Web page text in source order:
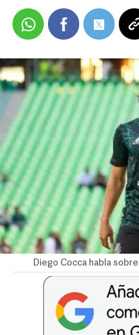
Diego Cocca habla